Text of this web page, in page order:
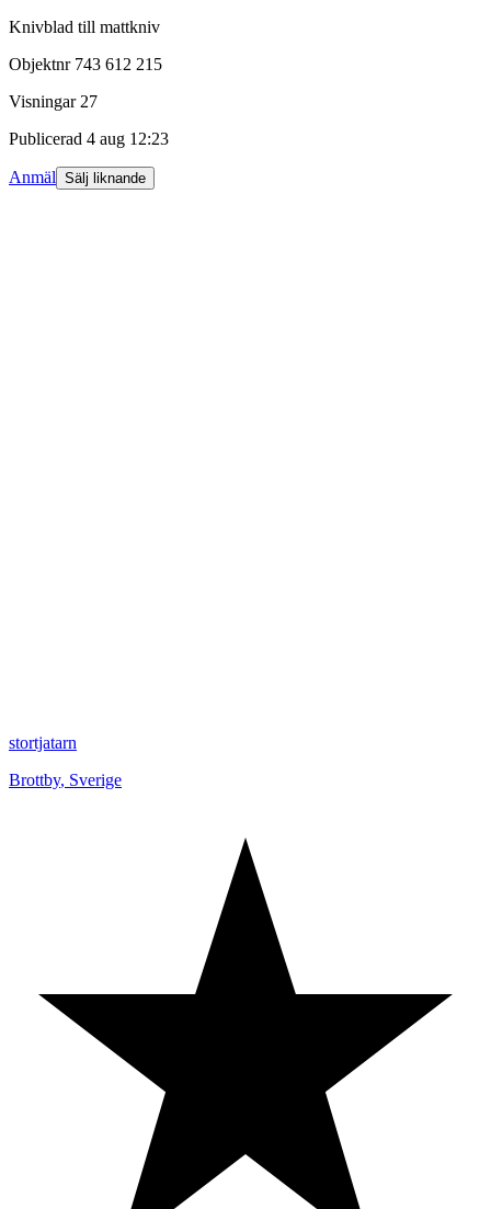
Knivblad till mattkniv
Objektnr 743 612 215
Visningar 27
Publicerad 4 aug 12:23
Anmäl Sälj liknande
stortjatarn
Brottby, Sverige